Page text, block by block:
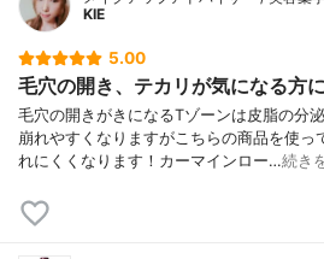
KIE
5.00
毛穴の開き、テカリが気になる方に
毛穴の開きがきになるTゾーンは皮脂の分
崩れやすくなりますがこちらの商品を使っ
れにくくなります！カーマインロー…続き